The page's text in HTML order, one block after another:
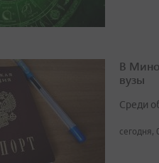
В
вузы
Среди
сегодня,